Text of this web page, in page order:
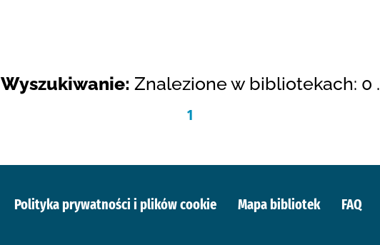
Wyszukiwanie: Znalezione w bibliotekach: 0 .
1
Polityka prywatności i plików cookie Mapa bibliotek FAQ